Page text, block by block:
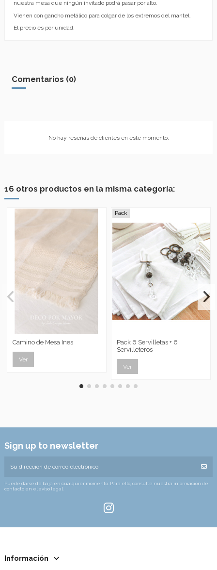
nuestra mesa que ningún invitado podrá pasar por alto.
Vienen con gancho metálico para colgar de los extremos del mantel.
El precio es por unidad.
Comentarios (0)
No hay reseñas de clientes en este momento.
16 otros productos en la misma categoría:
Camino de Mesa Ines
Ver
Pack
Pack 6 Servilletas + 6
Servilleteros
Ver
Sign up to newsletter
Puede darse de baja en cualquier momento. Para ello, consulte nuestra información de
contacto en el aviso legal.
Información